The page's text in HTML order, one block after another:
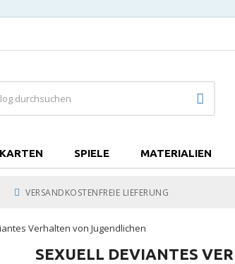
SPIELE MATERIALIEN
VERSANDKOSTENFREIE LIEFERUNG
Verhalten von Jugendlichen
SEXUELL DEVIANTES